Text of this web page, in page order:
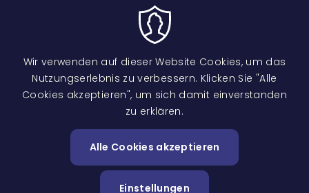
Image
Wir verwenden auf dieser Website Cookies, um das
Nutzungserlebnis zu verbessern. Klicken Sie "Alle
Cookies akzeptieren", um sich damit einverstanden
zu erklären.
Alle Cookies akzeptieren
Einstellungen